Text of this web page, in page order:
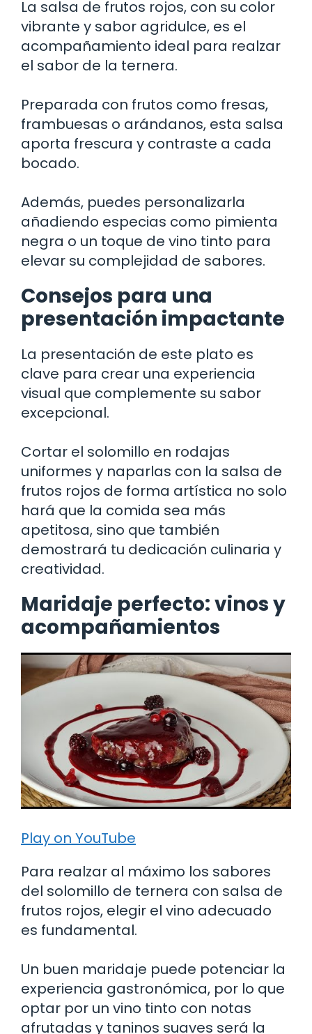
La salsa de frutos rojos, con su color
vibrante y sabor agridulce, es el
acompañamiento ideal para realzar
el sabor de la ternera.
Preparada con frutos como fresas,
frambuesas o arándanos, esta salsa
aporta frescura y contraste a cada
bocado.
Además, puedes personalizarla
añadiendo especias como pimienta
negra o un toque de vino tinto para
elevar su complejidad de sabores.
Consejos para una
presentación impactante
La presentación de este plato es
clave para crear una experiencia
visual que complemente su sabor
excepcional.
Cortar el solomillo en rodajas
uniformes y naparlas con la salsa de
frutos rojos de forma artística no solo
hará que la comida sea más
apetitosa, sino que también
demostrará tu dedicación culinaria y
creatividad.
Maridaje perfecto: vinos y
acompañamientos
Play on YouTube
Para realzar al máximo los sabores
del solomillo de ternera con salsa de
frutos rojos, elegir el vino adecuado
es fundamental.
Un buen maridaje puede potenciar la
experiencia gastronómica, por lo que
optar por un vino tinto con notas
afrutadas y taninos suaves será la